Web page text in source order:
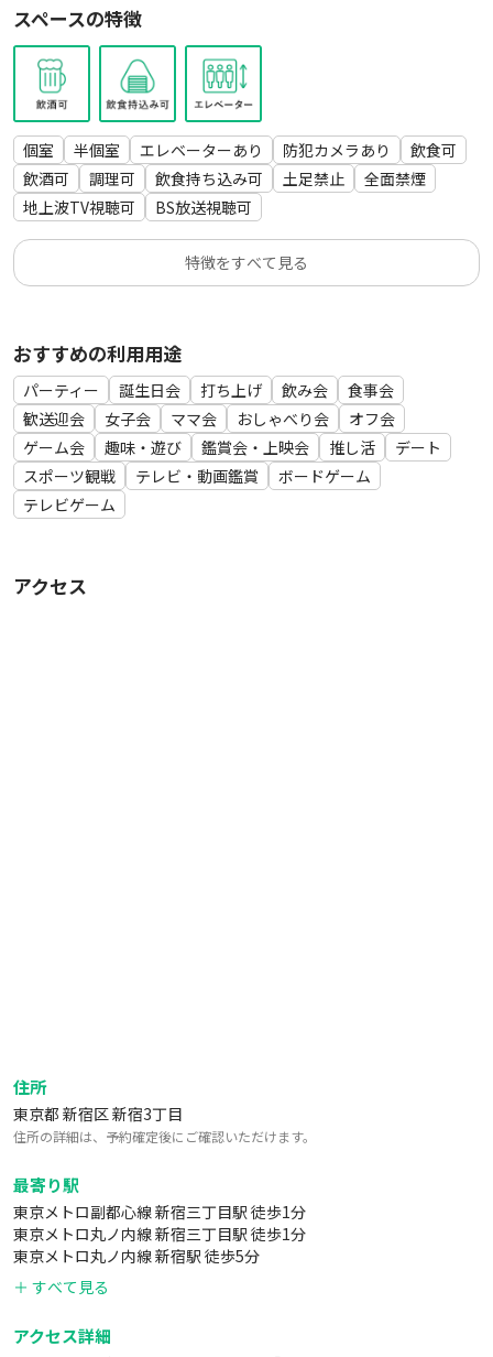
旅館や民泊としての使用(法律違反)
ラブホテル類として使用(性的行為は違法)
電気の無断使用(窃盗罪)。火気発生機器の持込
スペースの汚損、破損行為
揚げ物、火煙が出る調理、キムチ、海鮮物調理
大声での会話、室外での立ち話、拍手など
違反隠蔽行為や防犯カメラの機能妨害
実名以外(偽名、通名)での使用
乳幼児(危険)、20歳未満の入室
ベランダ使用、窓開放禁止(騒音・害虫対策)
その他、当施設の定める禁止事項
🌟🌟無料/有料設備はオプションに記載🌟🌟
※情報は優先順で規約>現地>オプション頁>説明頁
テーブル、ソファー、エアコン、ホットカーペット、換気、照
明、常夜灯、無線有線LAN、プロジェクター、プロジェクタス
クリーン、DVD・Blu-Rayプレイヤー、電源・コンセント、HD
MIケーブル、USB-C、Lightningコネクタ、ゲーム、ボードゲ
ーム、トランプ、ヨガマット、マッサージ器具、キッチン、IH
器、調理器具、フライパン、鍋、包丁、レンジ・オーブン・グ
リル、トースター、炊飯器、電気ケトル、冷蔵庫、キッチン＆
※過去数万名にご利用頂き、この基準で1回も故障になった事
はありません。故障の際は利用規約に従います。
またインスタベースなど予約サイト同様に、事件事故以外のTE
Lは出来ません)
スペースの特徴
個室 半個室 エレベーターあり 防犯カメラあり
飲食可
飲酒可
調理可 飲食持ち込み可 土足禁止
全面禁煙
地上波TV視聴可
BS放送視聴可
特徴をすべて見る
おすすめの利用用途
パーティー 誕生日会 打ち上げ 飲み会
食事会
歓送迎会
女子会 ママ会 おしゃべり会
オフ会
ゲーム会
趣味・遊び 鑑賞会・上映会 推し活
デート
スポーツ観戦
テレビ・動画鑑賞
ボードゲーム
テレビゲーム
アクセス
住所
東京都 新宿区 新宿3丁目
住所の詳細は、予約確定後にご確認いただけます。
最寄り駅
東京メトロ副都心線 新宿三丁目駅 徒歩1分
東京メトロ丸ノ内線 新宿三丁目駅 徒歩1分
東京メトロ丸ノ内線 新宿駅 徒歩5分
＋ すべて見る
アクセス詳細